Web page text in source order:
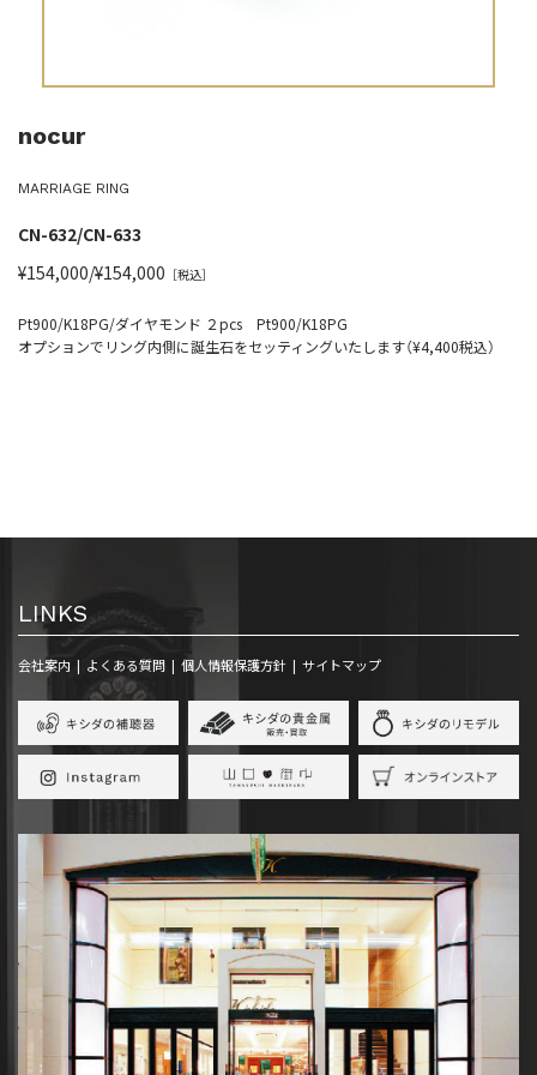
nocur
MARRIAGE RING
CN-632/CN-633
¥154,000/¥154,000 ［税込］
Pt900/K18PG/ダイヤモンド ２pcs Pt900/K18PG
オプションでリング内側に誕生石をセッティングいたします（¥4,400税込）
LINKS
会社案内 よくある質問 個人情報保護方針 サイトマップ